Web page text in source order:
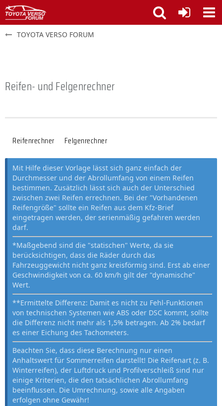
TOYOTA VERSO FORUM
Reifen- und Felgenrechner
Reifenrechner Felgenrechner
Mit Hilfe dieser Vorlage lässt sich ganz einfach der
Durchmesser und der Abrollumfang von einem Reifen
bestimmen. Zusätzlich lässt sich auch der Unterschied
zwischen zwei Reifen errechnen. Bei der "Vorhandenen
Reifengröße" sollte ein Reifen aus dem Kfz-Brief
eingetragen werden, der serienmäßig gefahren werden
darf.
*Maßgebend sind die "statischen" Werte, da sie
berücksichtigen, dass die Räder durch das
Fahrzeuggewicht nicht ganz kreisförmig sind. Erst ab einer
Geschwindigkeit von ca. 60 km/h gilt der "dynamische"
Wert.
**Ermittelte Differenz: Damit es nicht zu Fehl-Funktionen
von technischen Systemen wie ABS oder DSC kommt, sollte
die Differenz nicht mehr als 1,5% betragen. Ab 2% bedarf
es einer Eichung des Tachometers.
Beachten Sie, dass diese Berechnung nur einen
Anhaltswert für Sommerreifen darstellt! Die Reifenart (z. B.
Winterreifen), der Luftdruck und Profilverschleiß sind nur
einige Kriterien, die den tatsächlichen Abrollumfang
beeinflussen. Die Umrechnung, sowie alle Angaben
erfolgen ohne Gewähr!